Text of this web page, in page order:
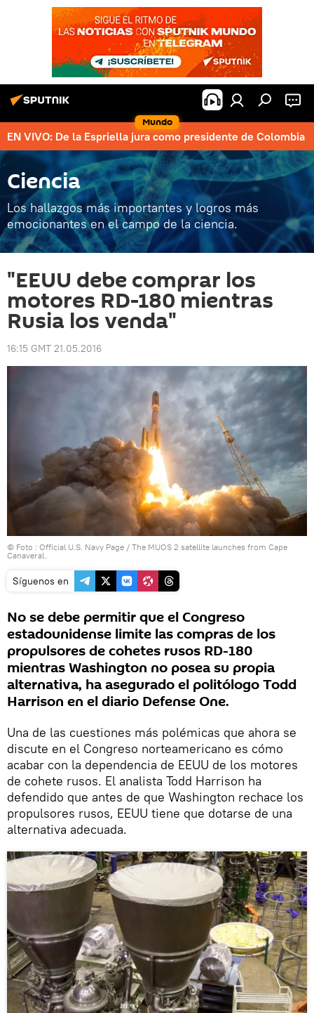
Mundo
EN VIVO: De la Espriella jura como presidente de Colombia
Ciencia
Los hallazgos más importantes y logros más
emocionantes en el campo de la ciencia.
"EEUU debe comprar los
motores RD-180 mientras
Rusia los venda"
16:15 GMT 21.05.2016
© Foto : Official U.S. Navy Page / The MUOS 2 satellite launches from Cape
Canaveral.
Síguenos en
No se debe permitir que el Congreso
estadounidense limite las compras de los
propulsores de cohetes rusos RD-180
mientras Washington no posea su propia
alternativa, ha asegurado el politólogo Todd
Harrison en el diario Defense One.
Una de las cuestiones más polémicas que ahora se
discute en el Congreso norteamericano es cómo
acabar con la dependencia de EEUU de los motores
de cohete rusos. El analista Todd Harrison ha
defendido que antes de que Washington rechace los
propulsores rusos, EEUU tiene que dotarse de una
alternativa adecuada.